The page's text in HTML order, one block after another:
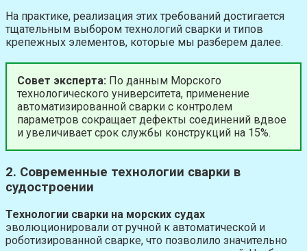
На практике, реализация этих требований достигается
тщательным выбором технологий сварки и типов
крепежных элементов, которые мы разберем далее.
Совет эксперта: По данным Морского
технологического университета, применение
автоматизированной сварки с контролем
параметров сокращает дефекты соединений вдвое
и увеличивает срок службы конструкций на 15%.
2. Современные технологии сварки в
судостроении
Технологии сварки на морских судах
эволюционировали от ручной к автоматической и
роботизированной сварке, что позволило значительно